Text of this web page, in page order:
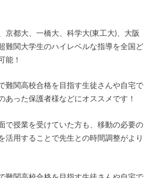
京都大、一橋大、科学大(東工大)、大阪
難関大学生のハイレベルな指導を全国ど
能！
難関高校合格を目指す生徒さんや自宅で
あった保護者様などにオススメです！
で授業を受けていた方も、移動の必要の
活用することで先生との時間調整がより